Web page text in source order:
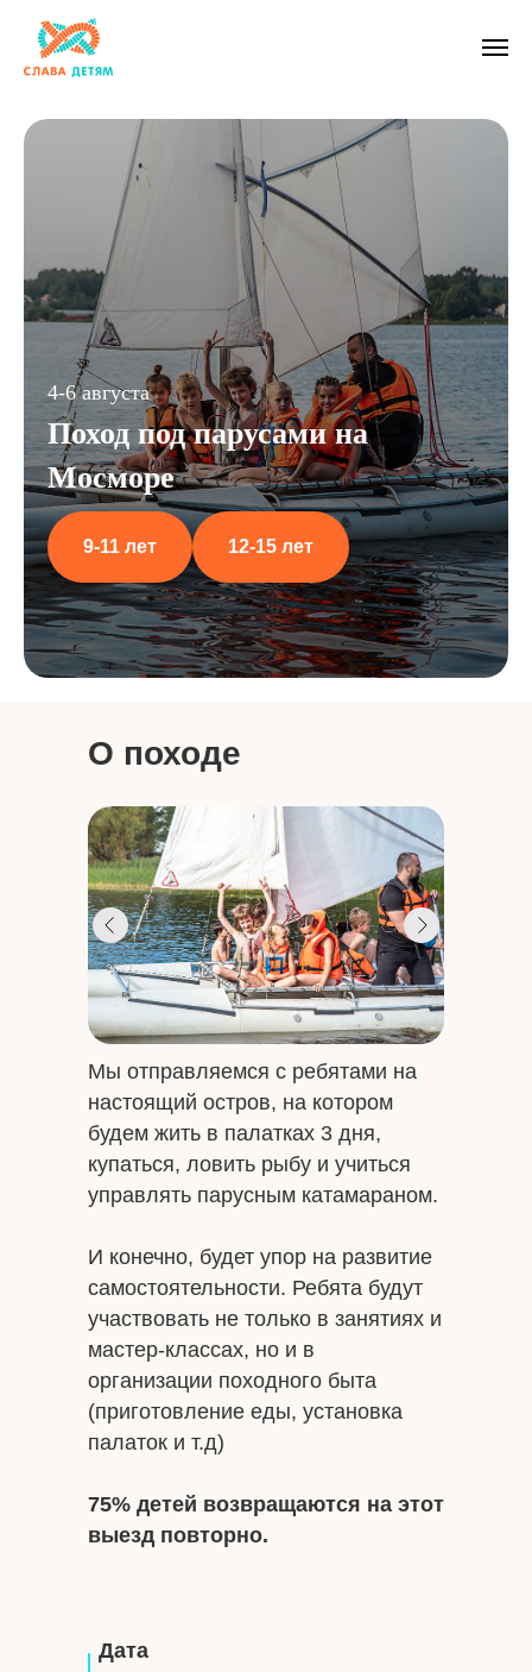
4-6 августа
Поход под парусами на
Мосморе
9-11 лет 12-15 лет
Мы отправляемся с ребятами на
настоящий остров, на котором
будем жить в палатках 3 дня,
купаться, ловить рыбу и учиться
управлять парусным катамараном.
И конечно, будет упор на развитие
самостоятельности. Ребята будут
участвовать не только в занятиях и
мастер-классах, но и в
организации походного быта
(приготовление еды, установка
палаток и т.д)
75% детей возвращаются на этот
выезд повторно.
О походе
Дата